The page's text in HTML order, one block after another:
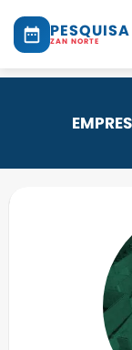
PESQUISA
ZAN NORTE